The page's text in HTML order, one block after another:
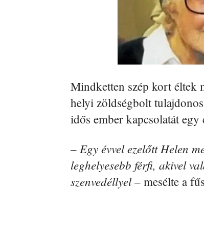
Mindketten szép kort éltek
helyi zöldségbolt
idős ember kapcsolatát egy
– Egy évvel ezelőtt Helen
leghelyesebb férfi, akivel
szenvedéllyel– mesélte a